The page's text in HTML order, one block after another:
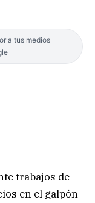
a tus medios
trabajos de
en el galpón